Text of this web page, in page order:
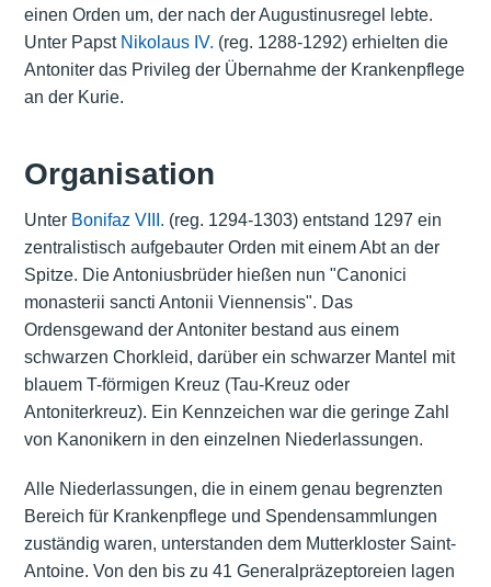
einen Orden um, der nach der Augustinusregel lebte.
Unter Papst Nikolaus IV. (reg. 1288-1292) erhielten die
Antoniter das Privileg der Übernahme der Krankenpflege
an der Kurie.
Organisation
Unter Bonifaz VIII. (reg. 1294-1303) entstand 1297 ein
zentralistisch aufgebauter Orden mit einem Abt an der
Spitze. Die Antoniusbrüder hießen nun "Canonici
monasterii sancti Antonii Viennensis". Das
Ordensgewand der Antoniter bestand aus einem
schwarzen Chorkleid, darüber ein schwarzer Mantel mit
blauem T-förmigen Kreuz (Tau-Kreuz oder
Antoniterkreuz). Ein Kennzeichen war die geringe Zahl
von Kanonikern in den einzelnen Niederlassungen.
Alle Niederlassungen, die in einem genau begrenzten
Bereich für Krankenpflege und Spendensammlungen
zuständig waren, unterstanden dem Mutterkloster Saint-
Antoine. Von den bis zu 41 Generalpräzeptoreien lagen